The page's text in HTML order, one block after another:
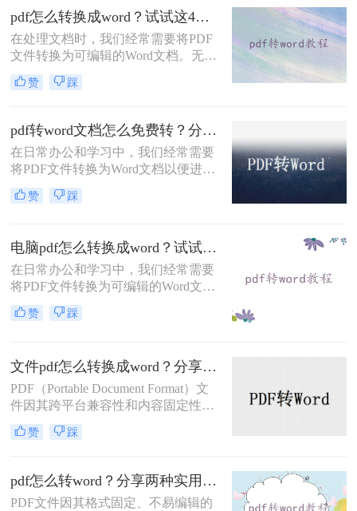
文档如何转换成word文档吗？你知道
哪种转换方式会让排版不错乱吗？今
天就来教大家一招！
pdf怎么转换成word？试试这4种解决方法！
在处理文档时，我们经常需要将PDF
文件转换为可编辑的Word文档。无论
是为了修改内容、复制文本还是其他
用途，掌握几种有效的PDF转Word方
word呢？本文将详细介绍几种常用的
转换方式。
赞 踩
pdf转word文档怎么免费转？分享6种常用方法详解！
在日常办公和学习中，我们经常需要
将PDF文件转换为Word文档以便进行
编辑和修改。虽然市面上有许多付费
的PDF转Word工具，但也有很多免费
将详细介绍几种常用的免费PDF转
Word文档的方法。
赞 踩
电脑pdf怎么转换成word？试试这几种常用方法！
在日常办公和学习中，我们经常需要
将PDF文件转换为可编辑的Word文
档。由于PDF格式的固定性，直接编
辑内容较为困难，因此转换工具成为
涵盖免费、付费及多平台方案。
赞 踩
文件pdf怎么转换成word？分享两种高效转换方法！
PDF（Portable Document Format）文
件因其跨平台兼容性和内容固定性而
广受欢迎，但在某些情况下，我们可
能需要将PDF文件转换为Word文档以
转换成word呢？本文将介绍两种PDF
转换成Word的方法。
赞 踩
pdf怎么转word？分享两种实用方法！
PDF文件因其格式固定、不易编辑的